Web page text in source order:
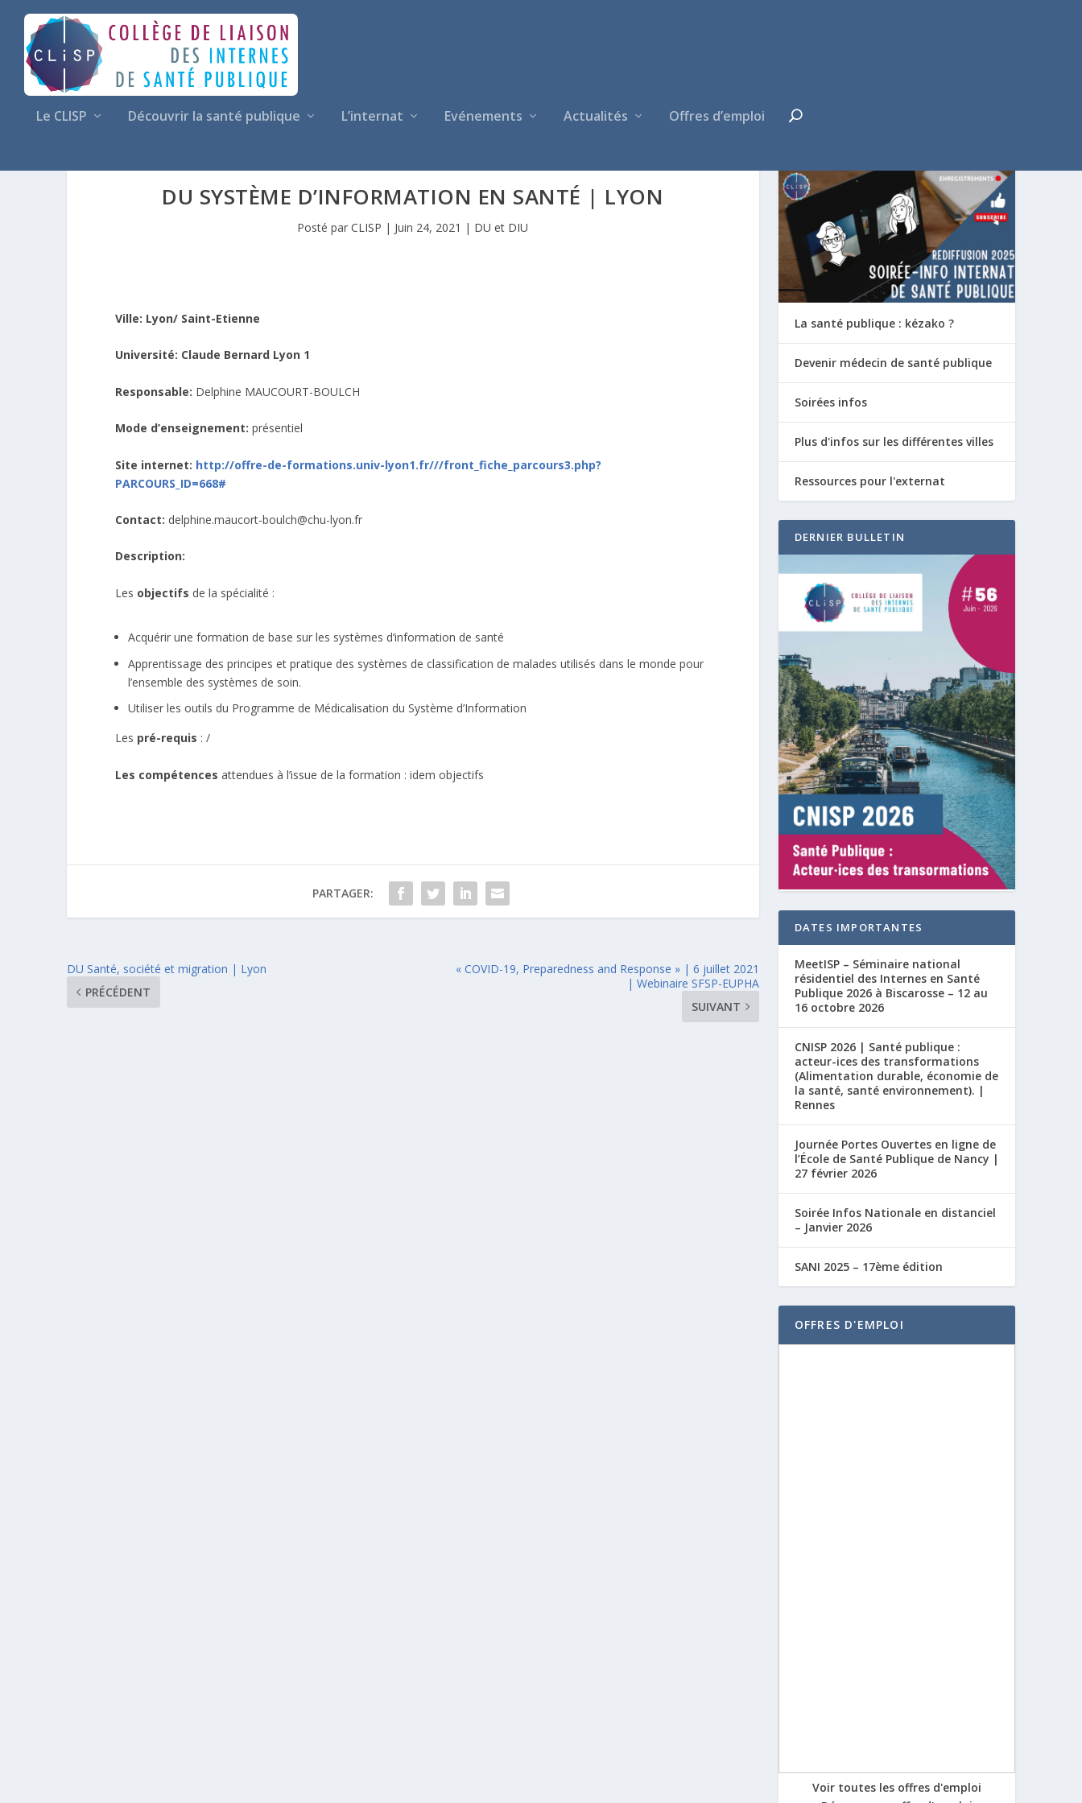
Le CLISP Découvrir la santé publique L’internat Evénements Actualités Offres d’emploi
DU SYSTÈME D’INFORMATION EN SANTÉ | LYON
Posté parCLISP | Juin 24, 2021 | DU et DIU
Ville: Lyon/ Saint-Etienne
Université: Claude Bernard Lyon 1
Responsable: Delphine MAUCOURT-BOULCH
Mode d’enseignement: présentiel
Site internet: http://offre-de-formations.univ-lyon1.fr///front_fiche_parcours3.php?
PARCOURS_ID=668#
Contact: delphine.maucort-boulch@chu-lyon.fr
Description:
Les objectifs de la spécialité :
Acquérir une formation de base sur les systèmes d’information de santé
Apprentissage des principes et pratique des systèmes de classification de malades utilisés dans le monde pour
l’ensemble des systèmes de soin.
Utiliser les outils du Programme de Médicalisation du Système d’Information
Les pré-requis : /
Les compétences attendues à l’issue de la formation : idem objectifs
PARTAGER:
DU Santé, société et migration | Lyon
PRÉCÉDENT
« COVID-19, Preparedness and Response » | 6 juillet 2021
| Webinaire SFSP-EUPHA
SUIVANT
La santé publique : kézako ?
Devenir médecin de santé publique
Soirées infos
Plus d'infos sur les différentes villes
Ressources pour l'externat
DERNIER BULLETIN
DATES IMPORTANTES
MeetISP – Séminaire national
résidentiel des Internes en Santé
Publique 2026 à Biscarosse – 12 au
16 octobre 2026
CNISP 2026 | Santé publique :
acteur-ices des transformations
(Alimentation durable, économie de
la santé, santé environnement). |
Rennes
Journée Portes Ouvertes en ligne de
l’École de Santé Publique de Nancy |
27 février 2026
Soirée Infos Nationale en distanciel
– Janvier 2026
SANI 2025 – 17ème édition
OFFRES D'EMPLOI
Voir toutes les offres d'emploi